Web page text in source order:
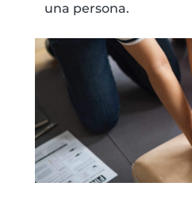
una persona.